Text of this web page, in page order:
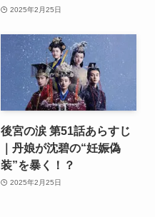
2025年2月25日
後宮の涙 第51話あらすじ
｜丹娘が沈碧の“妊娠偽
装”を暴く！？
2025年2月25日